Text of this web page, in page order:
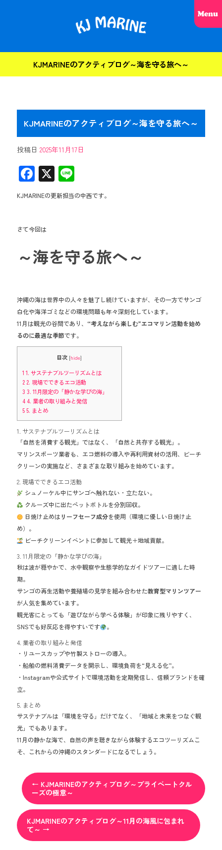
KJMARINEのアクティブログ～海を守る旅へ～
KJMARINEのアクティブログ～海を守る旅へ～
投稿日 2025年11月17日
F
ac
e
b
o
ok
X Li
ne
KJMARINEの更新担当の中西です。
さて今回は
～海を守る旅へ～
沖縄の海は世界中の人々を魅了し続けていますが、その一方でサンゴ
白化や海洋ゴミなどの環境問題も年々深刻化しています。
11月は観光の谷間であり、 “考えながら楽しむ”エコマリン活動を始め
るのに最適な季節です。
目次 [hide]
1 1. サステナブルツーリズムとは
22. 現場でできるエコ活動
3 3. 11月限定の「静かな学びの海」
44. 業者の取り組みと発信
55. まとめ
1. サステナブルツーリズムとは
「自然を消費する観光」ではなく、「自然と共存する観光」。
マリンスポーツ業者も、エコ燃料の導入や再利用資材の活用、ビーチ
クリーンの実施など、さまざまな取り組みを始めています。
2. 現場でできるエコ活動
シュノーケル中にサンゴへ触れない・立たない。
クルーズ中に出たペットボトルを分別回収。
日焼け止めは リーフセーフ成分を使用（環境に優しい日焼け止
め）。
ビーチクリーンイベントに参加して観光＋地域貢献。
3. 11月限定の「静かな学びの海」
秋は波が穏やかで、水中観察や生態学的なガイドツアーに適した時
期。
サンゴの再生活動や養殖場の見学を組み合わせた教育型マリンツアー
が人気を集めています。
観光客にとっても「遊びながら学べる体験」が印象に残りやすく、
SNSでも好反応を得やすいです
。
4. 業者の取り組みと発信
・リユースカップや竹製ストローの導入。
・船舶の燃料消費データを開示し、環境負荷を“見える化”。
・Instagramや公式サイトで環境活動を定期発信し、信頼ブランドを確
立。
5. まとめ
サステナブルは「環境を守る」だけでなく、「地域と未来をつなぐ観
光」でもあります。
11月の静かな海で、自然の声を聴きながら体験するエコツーリズムこ
そ、これからの沖縄のスタンダードになるでしょう。
← KJMARINEのアクティブログ～プライベートクル
ーズの極意～
KJMARINEのアクティブログ～11月の海風に包まれ
て～ →